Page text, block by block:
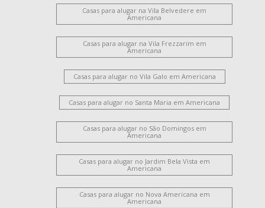
Casas para alugar na Vila Belvedere em
Americana
Casas para alugar na Vila Frezzarim em
Americana
Casas para alugar no Vila Galo em Americana
Casas para alugar no Santa Maria em Americana
Casas para alugar no São Domingos em
Americana
Casas para alugar no Jardim Bela Vista em
Americana
Casas para alugar no Nova Americana em
Americana